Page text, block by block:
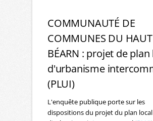
COMMUNAUTÉ DE
COMMUNES DU HAUT
BÉARN : projet de
d'urbanisme
(PLUI)
L'enquête publique porte sur les
dispositions du projet du plan local